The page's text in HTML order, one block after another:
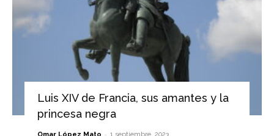
Luis XIV de Francia, sus amantes y la
princesa negra
-